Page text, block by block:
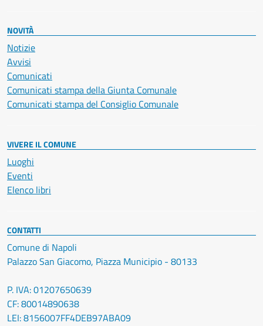
NOVITÀ
Notizie
Avvisi
Comunicati
Comunicati stampa della Giunta Comunale
Comunicati stampa del Consiglio Comunale
VIVERE IL COMUNE
Luoghi
Eventi
Elenco libri
CONTATTI
Comune di Napoli
Palazzo San Giacomo, Piazza Municipio - 80133
P. IVA: 01207650639
CF: 80014890638
LEI: 8156007FF4DEB97ABA09